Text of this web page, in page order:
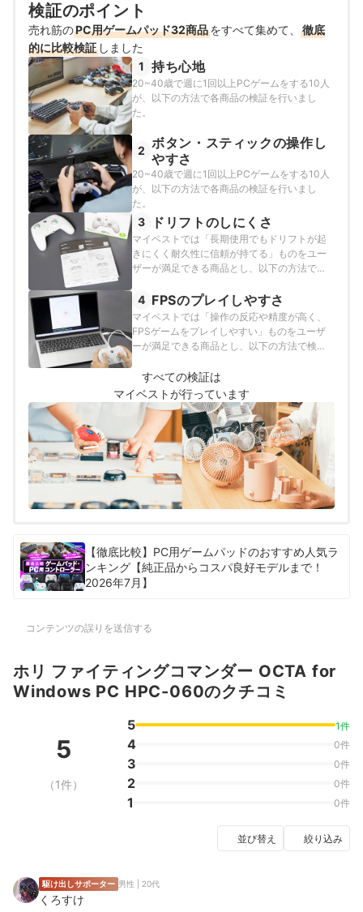
検証のポイント
売れ筋のPC用ゲームパッド32商品をすべて集めて、
徹底
的に比較検証 しました
1 持ち心地
20~40歳で週に1回以上PCゲームをする10人
が、以下の方法で各商品の検証を行いまし
た。
2 ボタン・スティックの操作し
やすさ
20~40歳で週に1回以上PCゲームをする10人
が、以下の方法で各商品の検証を行いまし
た。
3 ドリフトのしにくさ
マイベストでは「長期使用でもドリフトが起
きにくく耐久性に信頼が持てる」ものをユー
ザーが満足できる商品とし、以下の方法で検
4 FPSのプレイしやすさ
マイベストでは「操作の反応や精度が高く、
FPSゲームをプレイしやすい」ものをユーザ
ーが満足できる商品とし、以下の方法で検証
の総合評価には含まれておりません。
すべての検証は
マイベストが行っています
【徹底比較】PC用ゲームパッドのおすすめ人気ラ
ンキング【純正品からコスパ良好モデルまで！
2026年7月】
コンテンツの誤りを送信する
ホリ ファイティングコマンダー OCTA for
Windows PC HPC-060のクチコミ
5
（1件）
5 1件
4 0件
3 0件
2 0件
1 0件
並び替え 絞り込み
駆け出しサポーター 男性 | 20代
くろすけ